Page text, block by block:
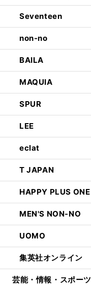
Seventeen
non-no
BAILA
MAQUIA
SPUR
LEE
eclat
T JAPAN
HAPPY PLUS ONE
MEN'S NON-NO
UOMO
集英社オンライン
芸能・情報・スポーツ